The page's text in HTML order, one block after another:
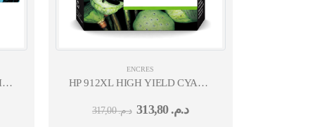
ENCRES
HP 912XL HIGH YIELD CYAN ORIGINAL INK
د.م.317,00 د.م. 313,80